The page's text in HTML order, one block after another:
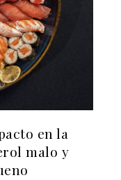
en la
malo y